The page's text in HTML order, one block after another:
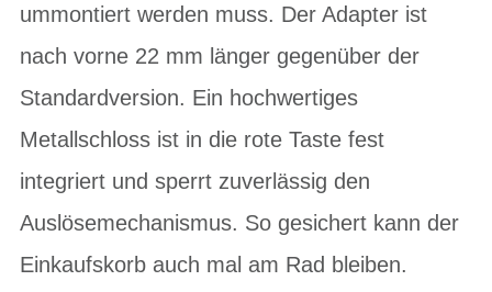
ummontiert werden muss. Der Adapter ist
nach vorne 22 mm länger gegenüber der
Standardversion. Ein hochwertiges
Metallschloss ist in die rote Taste fest
integriert und sperrt zuverlässig den
Auslösemechanismus. So gesichert kann der
Einkaufskorb auch mal am Rad bleiben.